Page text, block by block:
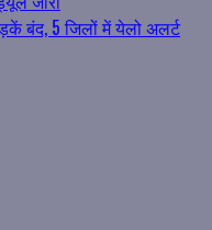
बंद, 5 जिलों में येलो अलर्ट